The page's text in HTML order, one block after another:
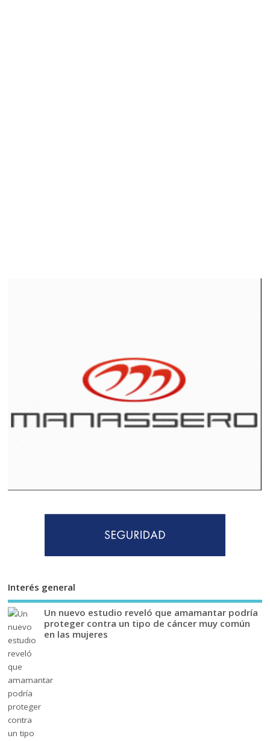
Interés general
Un nuevo estudio reveló que amamantar podría
proteger contra un tipo de cáncer muy común
en las mujeres